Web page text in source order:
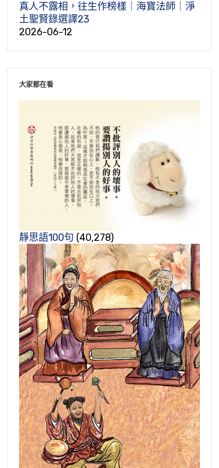
真人不露相，往生作榜樣｜海寶法師｜淨
土聖賢錄選譯23
2026-06-12
大家都在看
靜思語100句 (40,278)